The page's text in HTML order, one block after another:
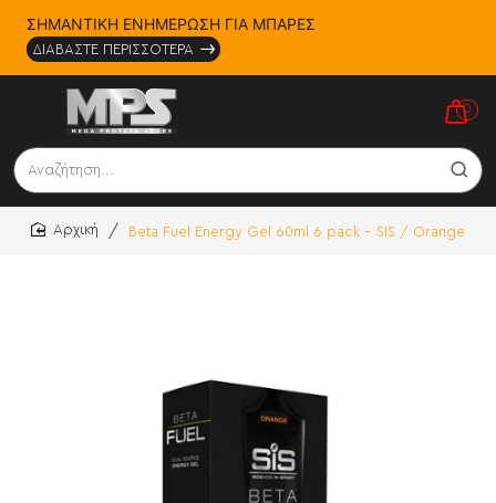
ΣΗΜΑΝΤΙΚΗ ΕΝΗΜΕΡΩΣΗ ΓΙΑ ΜΠΑΡΕΣ
ΔΙΑΒΑΣΤΕ ΠΕΡΙΣΣΟΤΕΡΑ
0
Αναζήτηση...
Beta Fuel Energy Gel 60ml 6 pack - SIS / Orange